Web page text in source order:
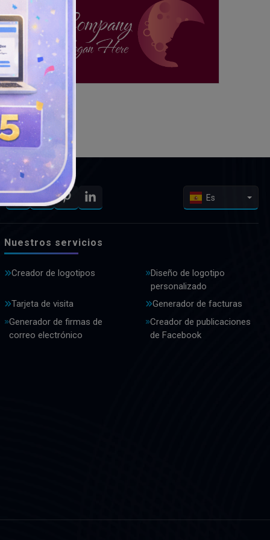
Es
Nuestros servicios
Creador de logotipos
Diseño de logotipo
personalizado
Tarjeta de visita
Generador de facturas
Generador de firmas de
correo electrónico
Creador de publicaciones
de Facebook